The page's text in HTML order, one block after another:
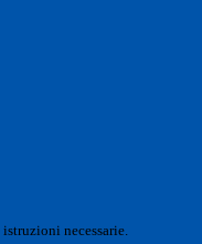
necessarie.